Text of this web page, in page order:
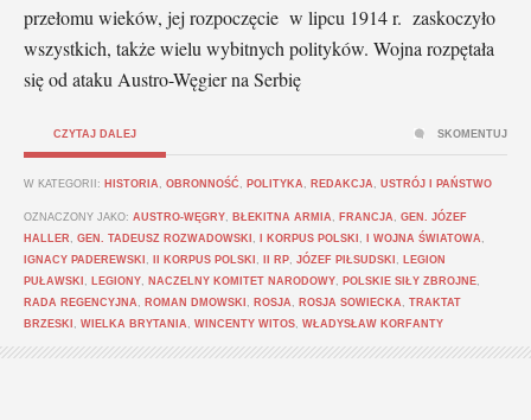
przełomu wieków, jej rozpoczęcie w lipcu 1914 r. zaskoczyło
wszystkich, także wielu wybitnych polityków. Wojna rozpętała
się od ataku Austro-Węgier na Serbię
CZYTAJ DALEJ
W KATEGORII: HISTORIA OBRONNOŚĆ POLITYKA REDAKCJA USTRÓJ I PAŃSTWO
OZNACZONY JAKO: AUSTRO-WĘGRY BŁEKITNA ARMIA FRANCJA
GEN. JÓZEF
HALLER
GEN. TADEUSZ ROZWADOWSKI I KORPUS POLSKI I WOJNA ŚWIATOWA
IGNACY PADEREWSKI
II KORPUS POLSKI II RP JÓZEF PIŁSUDSKI
LEGION
PUŁAWSKI
LEGIONY NACZELNY KOMITET NARODOWY POLSKIE SIŁY ZBROJNE
RADA REGENCYJNA
ROMAN DMOWSKI ROSJA ROSJA SOWIECKA
TRAKTAT
BRZESKI
WIELKA BRYTANIA WINCENTY WITOS WŁADYSŁAW KORFANTY
SKOMENTUJ